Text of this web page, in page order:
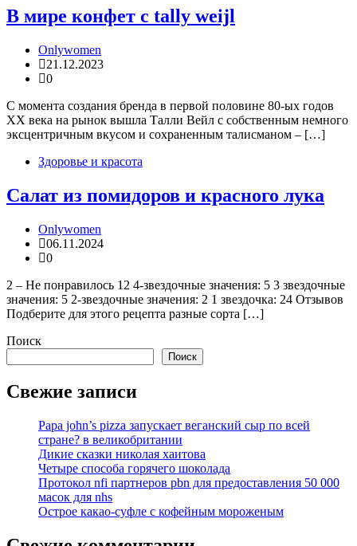
В мире конфет с tally weijl
Onlywomen
21.12.2023
0
С момента создания бренда в первой половине 80-ых годов
XX века на рынок вышла Талли Вейл с собственным немного
эксцентричным вкусом и сохраненным талисманом – […]
Здоровье и красота
Салат из помидоров и красного лука
Onlywomen
06.11.2024
0
2 – Не понравилось 12 4-звездочные значения: 5 3 звездочные
значения: 5 2-звездочные значения: 2 1 звездочка: 24 Отзывов
Подберите для этого рецепта разные сорта […]
Поиск
Поиск
Свежие записи
Papa john’s pizza запускает веганский сыр по всей
стране? в великобритании
Дикие сказки николая хаитова
Четыре способа горячего шоколада
Протокол nfi партнеров pbn для предоставления 50 000
масок для nhs
Острое какао-суфле с кофейным мороженым